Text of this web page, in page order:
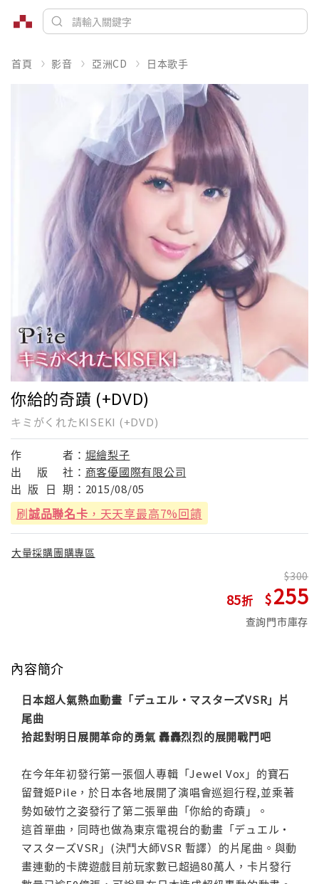
首頁 影音 亞洲CD 日本歌手
你給的奇蹟 (+DVD)
キミがくれたKISEKI (+DVD)
作 者： 堀繪梨子
出
版 社： 商客優國際有限公司
出 版 日 期： 2015/08/05
刷誠品聯名卡 ，天天享最高7%回饋
大量採購團購專區
85
300
255
查詢門市庫存
內容簡介
日本超人氣熱血動畫「デュエル・マスターズVSR」片
尾曲
拾起對明日展開革命的勇氣 轟轟烈烈的展開戰鬥吧
在今年年初發行第一張個人專輯「Jewel Vox」的寶石
留聲姬Pile，於日本各地展開了演唱會巡迴行程,並乘著
勢如破竹之姿發行了第二張單曲「你給的奇蹟」。
這首單曲，同時也做為東京電視台的動畫「デュエル・
マスターズVSR」(決鬥大師VSR 暫譯）的片尾曲。與動
畫連動的卡牌遊戲目前玩家數已超過80萬人，卡片發行